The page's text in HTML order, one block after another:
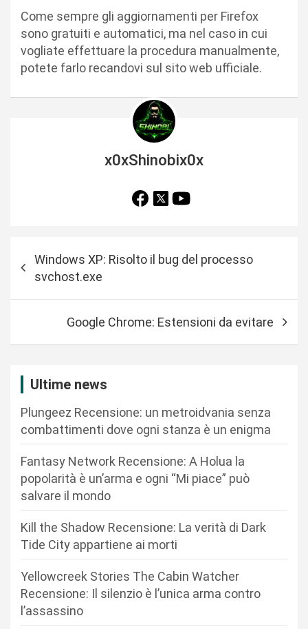
Come sempre gli aggiornamenti per Firefox
sono gratuiti e automatici, ma nel caso in cui
vogliate effettuare la procedura manualmente,
potete farlo recandovi sul sito web ufficiale.
x0xShinobix0x
Windows XP: Risolto il bug del processo
svchost.exe
Google Chrome: Estensioni da evitare
Ultime news
Plungeez Recensione: un metroidvania senza
combattimenti dove ogni stanza è un enigma
Fantasy Network Recensione: A Holua la
popolarità è un’arma e ogni “Mi piace” può
salvare il mondo
Kill the Shadow Recensione: La verità di Dark
Tide City appartiene ai morti
Yellowcreek Stories The Cabin Watcher
Recensione: Il silenzio è l’unica arma contro
l’assassino